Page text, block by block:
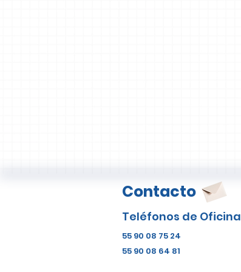
Contacto
Teléfonos de Oficina
55 90 08 75 24
55 90 08 64 81